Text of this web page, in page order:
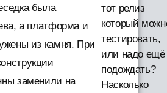
была
а платформа и
из камня. При
заменили на
тот релиз
который
тестировать,
или надо ещё
подождать?
Насколько